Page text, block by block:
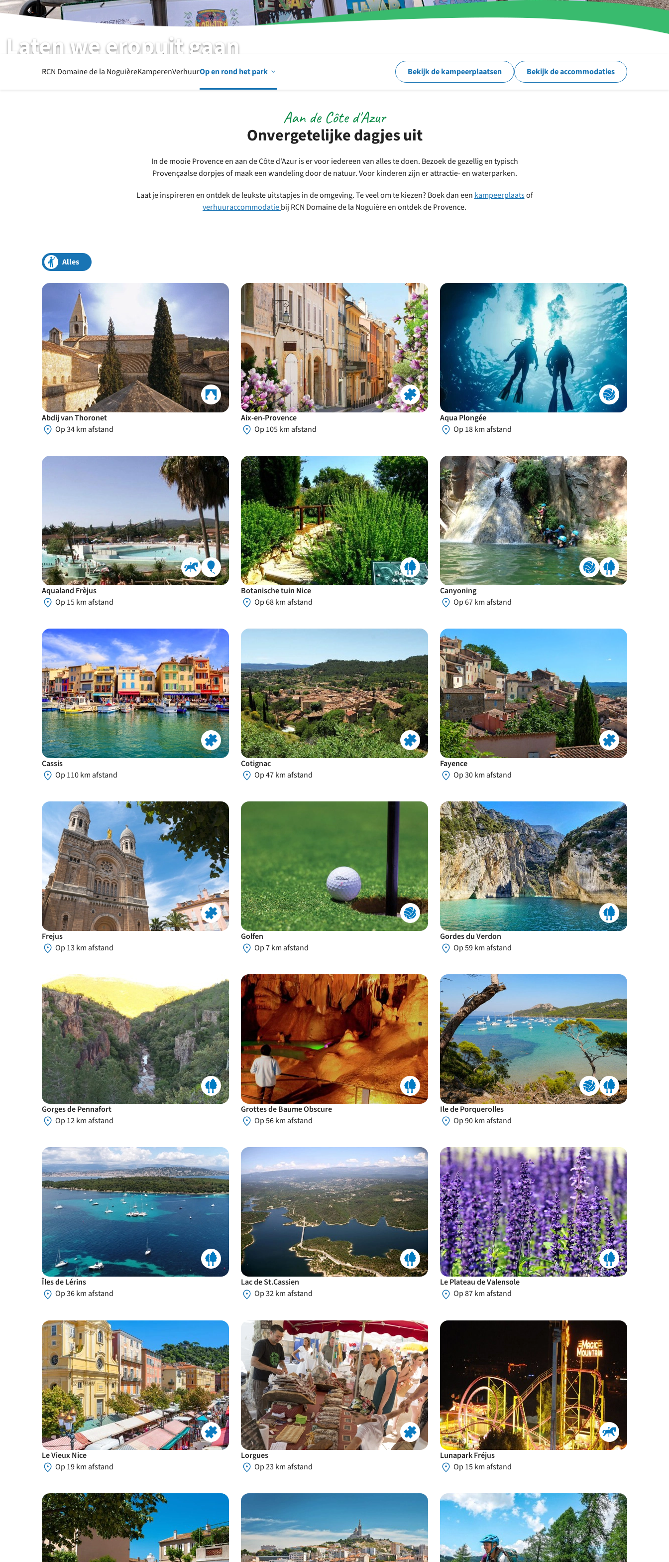
Laten we eropuit gaan
RCN Domaine de la Noguière I Le Muy I Côte d'Azur
RCN Domaine de la NoguièreKamperenVerhuurOp en rond het park Open
en
rond
Bekijk de kampeerplaatsen Bekijk de accommodaties
Onvergetelijke dagjes uit
Aan de Côte d'Azur
In de mooie Provence en aan de Côte d'Azur is er voor iedereen van alles te doen. Bezoek de gezellig en typisch
Provençaalse dorpjes of maak een wandeling door de natuur. Voor kinderen zijn er attractie- en waterparken.
Laat je inspireren en ontdek de leukste uitstapjes in de omgeving. Te veel om te kiezen? Boek dan een kampeerplaatsof
verhuuraccommodatiebij RCN Domaine de la Noguière en ontdek de Provence.
Alles
Abdij van Thoronet
Op 34 km afstand
Aix-en-Provence
Op 105 km afstand
Aqua Plongée
Op 18 km afstand
Aqualand Frèjus
Op 15 km afstand
Botanische tuin Nice
Op 68 km afstand
Canyoning
Op 67 km afstand
Cassis
Op 110 km afstand
Cotignac
Op 47 km afstand
Fayence
Op 30 km afstand
Frejus
Op 13 km afstand
Golfen
Op 7 km afstand
Gordes du Verdon
Op 59 km afstand
Gorges de Pennafort
Op 12 km afstand
Grottes de Baume Obscure
Op 56 km afstand
Ile de Porquerolles
Op 90 km afstand
Îles de Lérins
Op 36 km afstand
Lac de St.Cassien
Op 32 km afstand
Le Plateau de Valensole
Op 87 km afstand
Le Vieux Nice
Op 19 km afstand
Lorgues
Op 23 km afstand
Lunapark Fréjus
Op 15 km afstand